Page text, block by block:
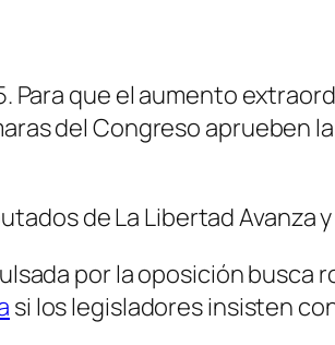
Para que el aumento
del Congreso aprueben
de La Libertad Avanza y
por la oposición busca
si los legisladores insisten